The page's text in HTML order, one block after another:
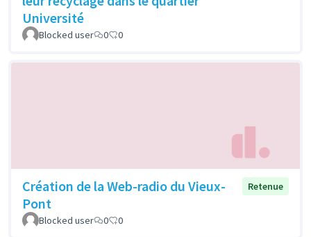
Université
Blocked user 0 0
Création de la Web-radio du Vieux-
Pont
Retenue
Blocked user 0 0